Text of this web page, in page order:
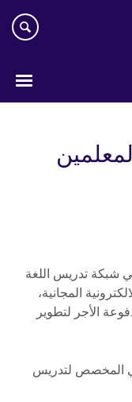
في شبكة تدريس اللغة
المجانية،
الأجر لتطوير
المخصص لتدريس